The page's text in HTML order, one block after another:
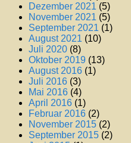
Dezember 2021 (5)
November 2021 (5)
September 2021 (1)
August 2021 (10)
Juli 2020 (8)
Oktober 2019 (13)
August 2016 (1)
Juli 2016 (3)
Mai 2016 (4)
April 2016 (1)
Februar 2016 (2)
November 2015 (2)
September 2015 (2)